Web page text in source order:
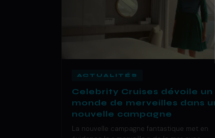
ACTUALITÉS
Celebrity Cruises dévoile un
monde de merveilles dans
nouvelle campagne
La nouvelle campagne fantastique met en